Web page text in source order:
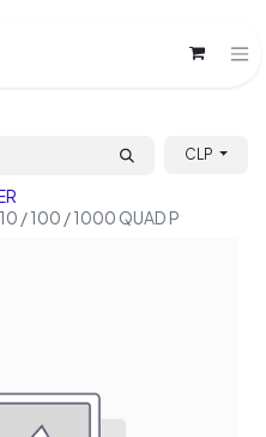
CLP
/ 100 / 1000 QUAD P